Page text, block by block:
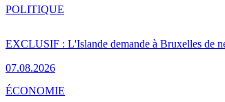
EXCLUSIF : L'Islande demande à Bruxelles de
07.08.2026
POLITIQUE
ÉCONOMIE